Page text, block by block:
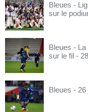
Bleues -
sur le
Bleues -
sur le fil -
Bleues -